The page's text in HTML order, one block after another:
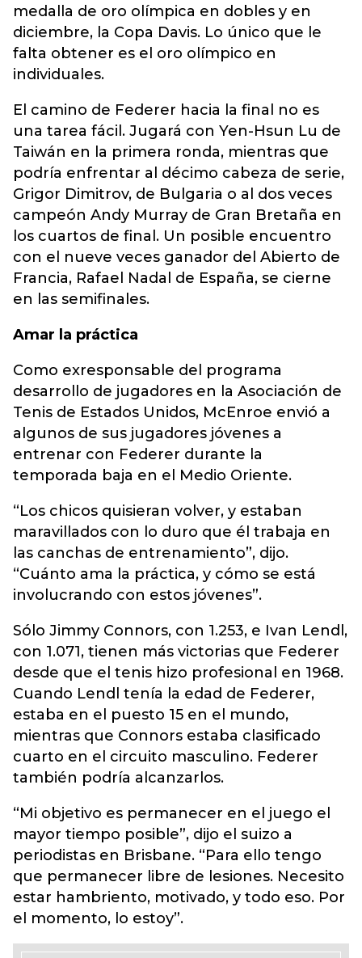
medalla de oro olímpica en dobles y en
diciembre, la Copa Davis. Lo único que le
falta obtener es el oro olímpico en
individuales.
El camino de Federer hacia la final no es
una tarea fácil. Jugará con Yen-Hsun Lu de
Taiwán en la primera ronda, mientras que
podría enfrentar al décimo cabeza de serie,
Grigor Dimitrov, de Bulgaria o al dos veces
campeón Andy Murray de Gran Bretaña en
los cuartos de final. Un posible encuentro
con el nueve veces ganador del Abierto de
Francia, Rafael Nadal de España, se cierne
en las semifinales.
Amar la práctica
Como exresponsable del programa
desarrollo de jugadores en la Asociación de
Tenis de Estados Unidos, McEnroe envió a
algunos de sus jugadores jóvenes a
entrenar con Federer durante la
temporada baja en el Medio Oriente.
“Los chicos quisieran volver, y estaban
maravillados con lo duro que él trabaja en
las canchas de entrenamiento”, dijo.
“Cuánto ama la práctica, y cómo se está
involucrando con estos jóvenes”.
Sólo Jimmy Connors, con 1.253, e Ivan Lendl,
con 1.071, tienen más victorias que Federer
desde que el tenis hizo profesional en 1968.
Cuando Lendl tenía la edad de Federer,
estaba en el puesto 15 en el mundo,
mientras que Connors estaba clasificado
cuarto en el circuito masculino. Federer
también podría alcanzarlos.
“Mi objetivo es permanecer en el juego el
mayor tiempo posible”, dijo el suizo a
periodistas en Brisbane. “Para ello tengo
que permanecer libre de lesiones. Necesito
estar hambriento, motivado, y todo eso. Por
el momento, lo estoy”.